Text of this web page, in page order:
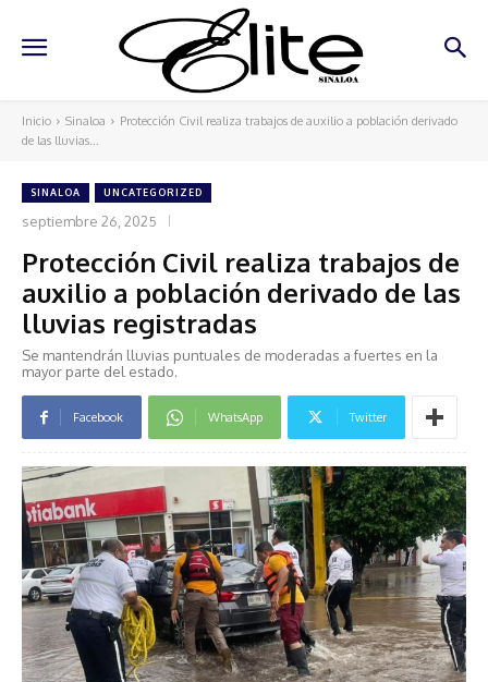
Inicio Sinaloa
Protección Civil realiza trabajos de auxilio a población derivado
de las lluvias...
SINALOA UNCATEGORIZED
septiembre 26, 2025
Protección Civil realiza trabajos de
auxilio a población derivado de las
lluvias registradas
Se mantendrán lluvias puntuales de moderadas a fuertes en la
mayor parte del estado.
Facebook WhatsApp Twitter